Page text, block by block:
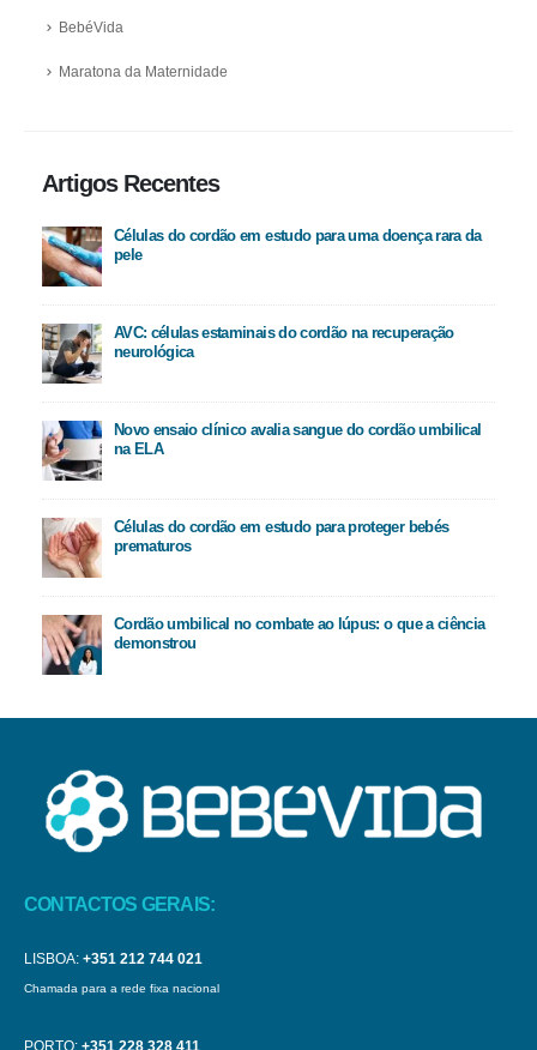
BebéVida
Maratona da Maternidade
Artigos Recentes
Células do cordão em estudo para uma doença rara da
pele
AVC: células estaminais do cordão na recuperação
neurológica
Novo ensaio clínico avalia sangue do cordão umbilical
na ELA
Células do cordão em estudo para proteger bebés
prematuros
Cordão umbilical no combate ao lúpus: o que a ciência
demonstrou
CONTACTOS GERAIS:
LISBOA: +351 212 744 021
Chamada para a rede fixa nacional
PORTO: +351 228 328 411